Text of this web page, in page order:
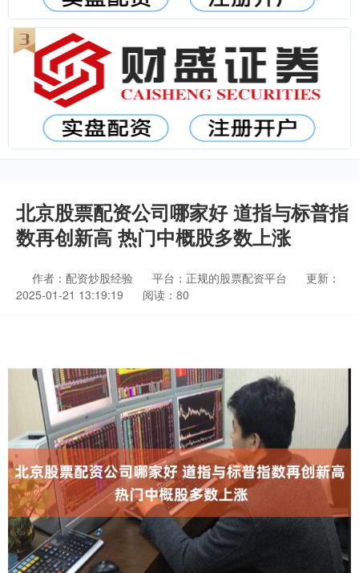
北京股票配资公司哪家好 道指与标普指
数再创新高 热门中概股多数上涨
作者：配资炒股经验 平台：正规的股票配资平台
更新：
2025-01-21 13:19:19
阅读：80